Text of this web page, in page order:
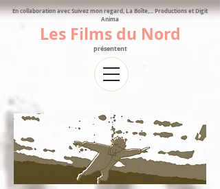
En collaboration avec Suivez mon regard, La Boîte,... Productions et Digit
Anima
Les Films du Nord
présentent